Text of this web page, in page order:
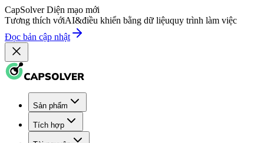
CapSolver Diện mạo mới
Tương thích vớiAI&điều khiển bằng dữ liệuquy trình làm việc
Đọc bản cập nhật
Sản phẩm
Tích hợp